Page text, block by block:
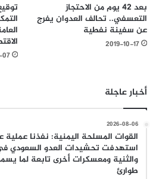
بعد 42 يوم من الاحتجاز
التعسفي.. تحالف العدوان يفرج
عن سفينة نفطية
2019-10-17
أخبار عاجلة
2026-08-06
القوات المسلحة اليمنية: نفذنا
استهدفت تحشيدات العدو السعودي
والثنية ومعسكرات أخرى تابعة لما
طوارئ